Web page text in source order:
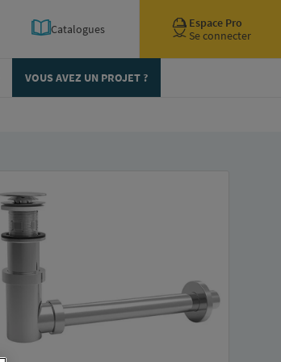
Catalogues
Espace Pro
Se connecter
VOUS AVEZ UN PROJET ?